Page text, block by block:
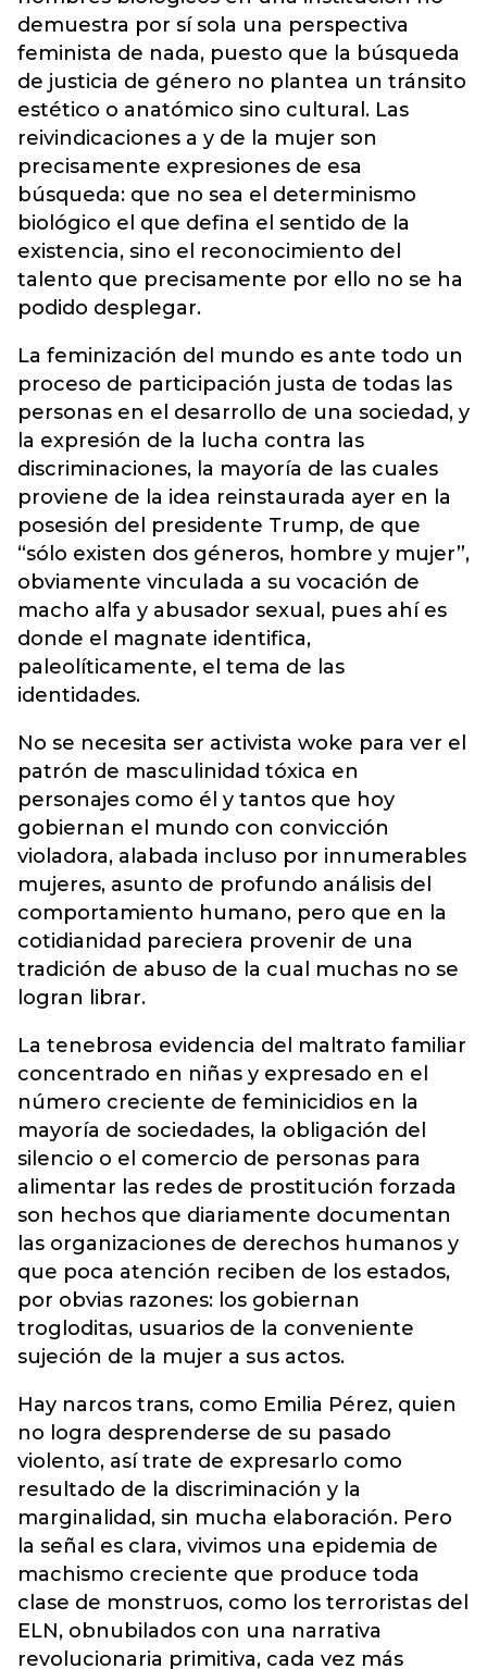
demuestra por sí sola una perspectiva
feminista de nada, puesto que la búsqueda
de justicia de género no plantea un tránsito
estético o anatómico sino cultural. Las
reivindicaciones a y de la mujer son
precisamente expresiones de esa
búsqueda: que no sea el determinismo
biológico el que defina el sentido de la
existencia, sino el reconocimiento del
talento que precisamente por ello no se ha
podido desplegar.
La feminización del mundo es ante todo un
proceso de participación justa de todas las
personas en el desarrollo de una sociedad, y
la expresión de la lucha contra las
discriminaciones, la mayoría de las cuales
proviene de la idea reinstaurada ayer en la
posesión del presidente Trump, de que
“sólo existen dos géneros, hombre y mujer”,
obviamente vinculada a su vocación de
macho alfa y abusador sexual, pues ahí es
donde el magnate identifica,
paleolíticamente, el tema de las
identidades.
No se necesita ser activista woke para ver el
patrón de masculinidad tóxica en
personajes como él y tantos que hoy
gobiernan el mundo con convicción
violadora, alabada incluso por innumerables
mujeres, asunto de profundo análisis del
comportamiento humano, pero que en la
cotidianidad pareciera provenir de una
tradición de abuso de la cual muchas no se
logran librar.
La tenebrosa evidencia del maltrato familiar
concentrado en niñas y expresado en el
número creciente de feminicidios en la
mayoría de sociedades, la obligación del
silencio o el comercio de personas para
alimentar las redes de prostitución forzada
son hechos que diariamente documentan
las organizaciones de derechos humanos y
que poca atención reciben de los estados,
por obvias razones: los gobiernan
trogloditas, usuarios de la conveniente
sujeción de la mujer a sus actos.
Hay narcos trans, como Emilia Pérez, quien
no logra desprenderse de su pasado
violento, así trate de expresarlo como
resultado de la discriminación y la
marginalidad, sin mucha elaboración. Pero
la señal es clara, vivimos una epidemia de
machismo creciente que produce toda
clase de monstruos, como los terroristas del
ELN, obnubilados con una narrativa
revolucionaria primitiva, cada vez más